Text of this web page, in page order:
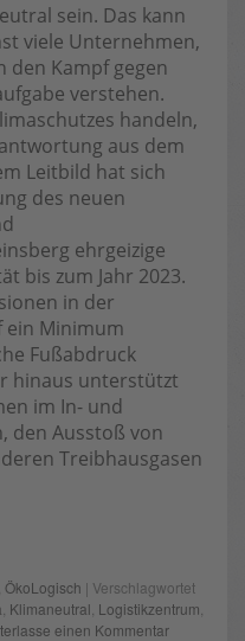
sein. Das kann
viele Unternehmen,
den Kampf gegen
verstehen.
handeln,
aus dem
Leitbild hat sich
des neuen
ehrgeizige
bis zum Jahr 2023.
in der
ein Minimum
Fußabdruck
hinaus unterstützt
im In- und
den Ausstoß von
Treibhausgasen
ÖkoLogisch | Verschlagwortet
Klimaneutral Logistikzentrum
einen Kommentar